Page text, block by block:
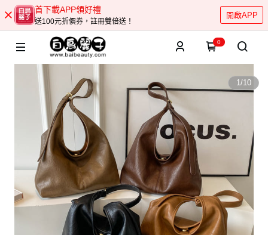
首下載APP領好禮
送100元折價券，註冊雙倍送！
開啟APP
0
1/10